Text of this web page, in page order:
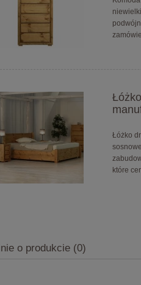
Łóżko
które
o produkcie (0)